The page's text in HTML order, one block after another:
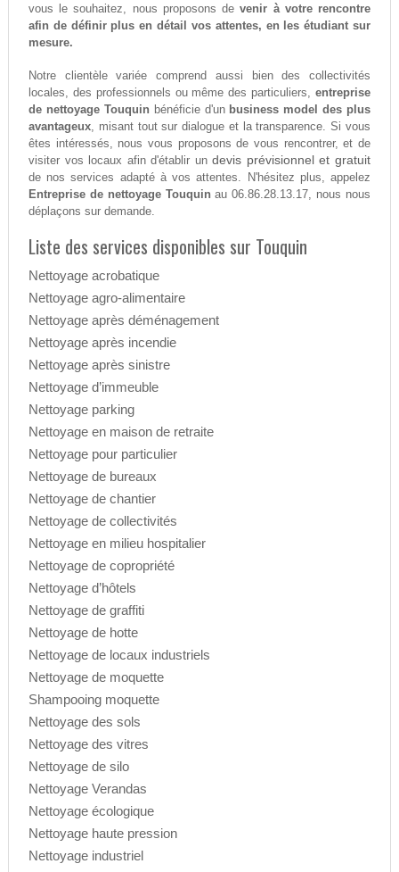
vous le souhaitez, nous proposons devenir à votre rencontre
afin de définir plus en détail vos attentes, en les étudiant sur
mesure.
Notre clientèle variée comprend aussi bien des collectivités
locales, des professionnels ou même des particuliers,entreprise
de nettoyage Touquin bénéficie d'un business model des plus
avantageux, misant tout sur dialogue et la transparence. Si vous
êtes intéressés, nous vous proposons de vous rencontrer, et de
visiter vos locaux afin d'établir undevis prévisionnel et gratuit
de nos services adapté à vos attentes. N'hésitez plus, appelez
Entreprise de nettoyage Touquin au 06.86.28.13.17, nous nous
déplaçons sur demande.
Liste des services disponibles sur Touquin
Nettoyage acrobatique
Nettoyage agro-alimentaire
Nettoyage après déménagement
Nettoyage après incendie
Nettoyage après sinistre
Nettoyage d’immeuble
Nettoyage parking
Nettoyage en maison de retraite
Nettoyage pour particulier
Nettoyage de bureaux
Nettoyage de chantier
Nettoyage de collectivités
Nettoyage en milieu hospitalier
Nettoyage de copropriété
Nettoyage d’hôtels
Nettoyage de graffiti
Nettoyage de hotte
Nettoyage de locaux industriels
Nettoyage de moquette
Shampooing moquette
Nettoyage des sols
Nettoyage des vitres
Nettoyage de silo
Nettoyage Verandas
Nettoyage écologique
Nettoyage haute pression
Nettoyage industriel